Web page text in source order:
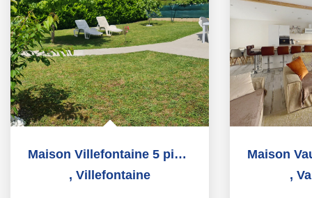
Maison Villefontaine 5 pièce(s) 90 m2
, Villefontaine ,